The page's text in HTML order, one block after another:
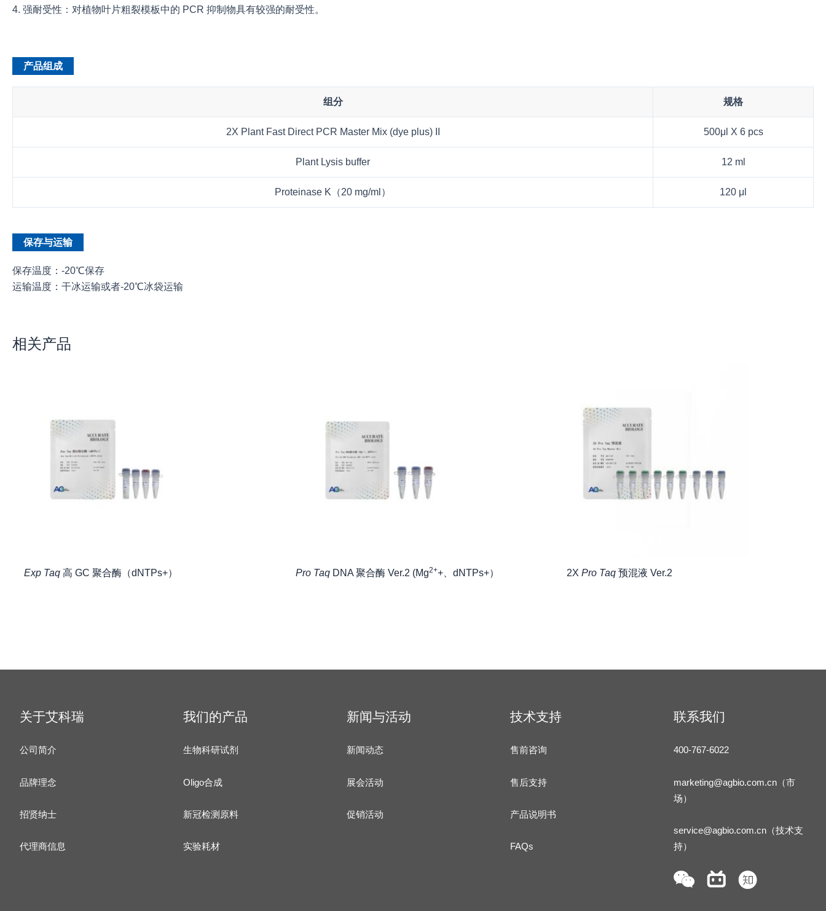
4. 强耐受性：对植物叶片粗裂模板中的 PCR 抑制物具有较强的耐受性。
产品组成
组分 规格
2X Plant Fast Direct PCR Master Mix (dye plus) II 500μl X 6 pcs
Plant Lysis buffer 12 ml
Proteinase K（20 mg/ml） 120 μl
保存与运输
保存温度：-20℃保存
运输温度：干冰运输或者-20℃冰袋运输
相关产品
Exp Taq 高 GC 聚合酶（dNTPs+） Pro TaqDNA 聚合酶 Ver.2 (Mg2++、dNTPs+） 2X Pro Taq预混液 Ver.2
关于艾科瑞
公司简介
品牌理念
招贤纳士
代理商信息
我们的产品
生物科研试剂
Oligo合成
新冠检测原料
实验耗材
新闻与活动
新闻动态
展会活动
促销活动
技术支持
售前咨询
售后支持
产品说明书
FAQs
联系我们
400-767-6022
marketing@agbio.com.cn（市
场）
service@agbio.com.cn（技术支
持）